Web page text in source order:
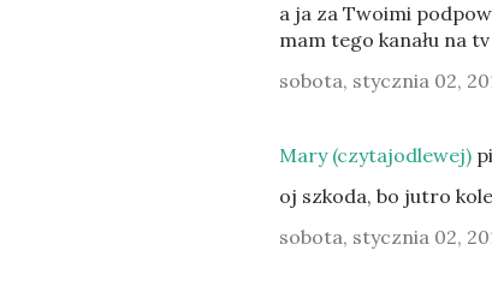
a ja za Twoimi
mam tego kanału na
sobota, stycznia 02,
Mary (czytajodlewej)
oj szkoda, bo jutro
sobota, stycznia 02,